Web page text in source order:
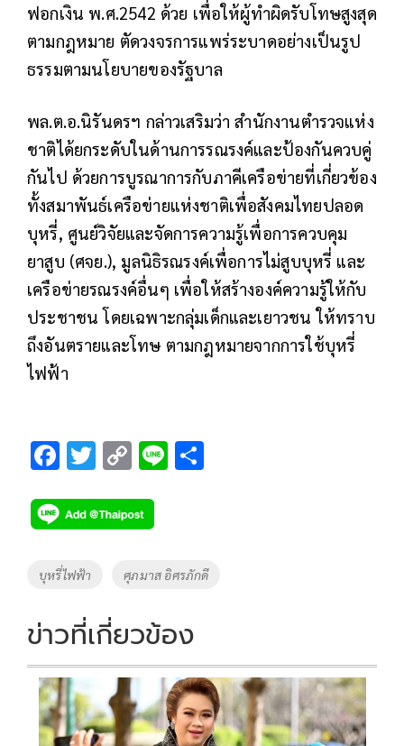
ฟอกเงิน พ.ศ.2542 ด้วย เพื่อให้ผู้ทำผิดรับโทษสูงสุด
ตามกฎหมาย ตัดวงจรการแพร่ระบาดอย่างเป็นรูป
ธรรมตามนโยบายของรัฐบาล
พล.ต.อ.นิรันดรฯ กล่าวเสริมว่า สำนักงานตำรวจแห่ง
ชาติได้ยกระดับในด้านการรณรงค์และป้องกันควบคู่
กันไป ด้วยการบูรณาการกับภาคีเครือข่ายที่เกี่ยวข้อง
ทั้งสมาพันธ์เครือข่ายแห่งชาติเพื่อสังคมไทยปลอด
บุหรี่, ศูนย์วิจัยและจัดการความรู้เพื่อการควบคุม
ยาสูบ (ศจย.), มูลนิธิรณรงค์เพื่อการไม่สูบบุหรี่ และ
เครือข่ายรณรงค์อื่นๆ เพื่อให้สร้างองค์ความรู้ให้กับ
ประชาชน โดยเฉพาะกลุ่มเด็กและเยาวชน ให้ทราบ
ถึงอันตรายและโทษ ตามกฎหมายจากการใช้บุหรี่
ไฟฟ้า
F
e
b
o
k
T
tt
er
C
p
y
Li
k
Li
Tags
บุหรี่ไฟฟ้า ศุภมาส อิศรภักดี
ข่าวที่เกี่ยวข้อง